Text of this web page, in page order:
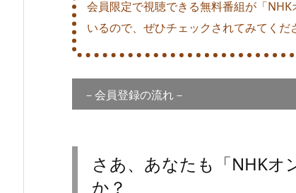
会員限定で視聴できる無料番組が「
いるので、ぜひチェックされてみてくだ
－会員登録の流れ－
さあ、あなたも「NHKオ
か？